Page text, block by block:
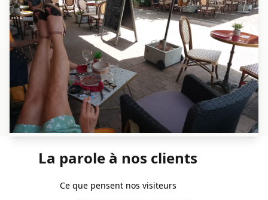
La parole à nos clients
Ce que pensent nos visiteurs